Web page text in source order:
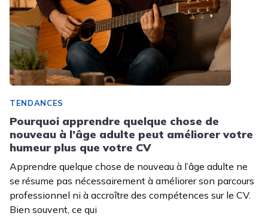
TENDANCES
Pourquoi apprendre quelque chose de
nouveau à l’âge adulte peut améliorer votre
humeur plus que votre CV
Apprendre quelque chose de nouveau à l’âge adulte ne
se résume pas nécessairement à améliorer son parcours
professionnel ni à accroître des compétences sur le CV.
Bien souvent, ce qui